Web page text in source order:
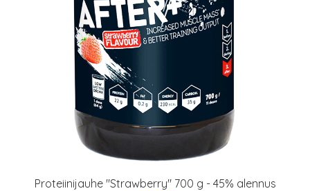
Proteiinijauhe "Strawberry" 700 g - 45% alennus